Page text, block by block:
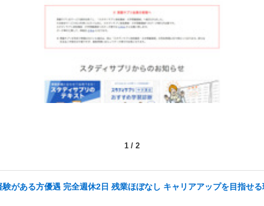
1 / 2
がある方優遇 完全週休2日 残業ほぼなし キャリアアップを目指せる